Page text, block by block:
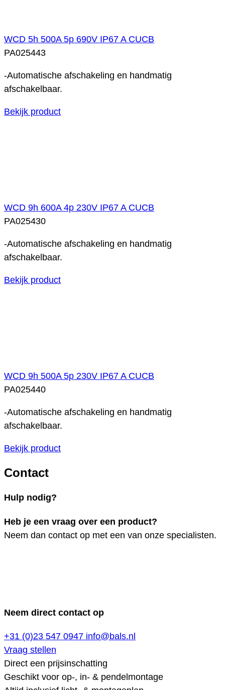
WCD 5h 500A 5p 690V IP67 A CUCB
PA025443
-Automatische afschakeling en handmatig
afschakelbaar.
Bekijk product
WCD 9h 600A 4p 230V IP67 A CUCB
PA025430
-Automatische afschakeling en handmatig
afschakelbaar.
Bekijk product
WCD 9h 500A 5p 230V IP67 A CUCB
PA025440
-Automatische afschakeling en handmatig
afschakelbaar.
Bekijk product
Contact
Hulp nodig?
Heb je een vraag over een product?
Neem dan contact op met een van onze specialisten.
Neem direct contact op
+31 (0)23 547 0947 info@bals.nl
Vraag stellen
Direct een prijsinschatting
Geschikt voor op-, in- & pendelmontage